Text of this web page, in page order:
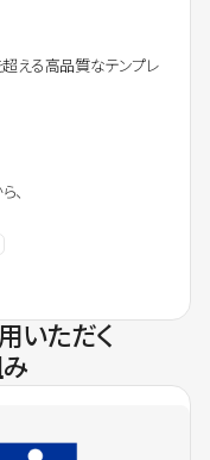
える高品質なテンプレ
、
いただく